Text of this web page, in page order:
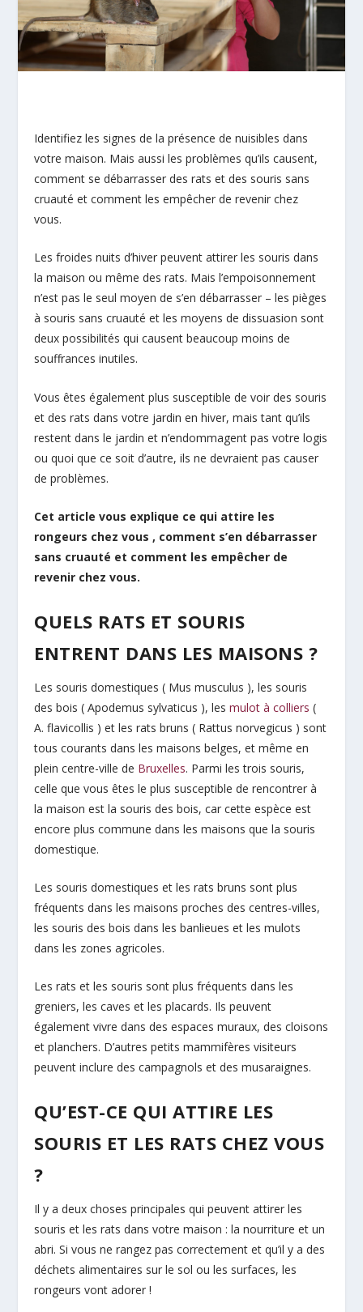
Identifiez les signes de la présence de nuisibles dans
votre maison. Mais aussi les problèmes qu’ils causent,
comment se débarrasser des rats et des souris sans
cruauté et comment les empêcher de revenir chez
vous.
Les froides nuits d’hiver peuvent attirer les souris dans
la maison ou même des rats. Mais l’empoisonnement
n’est pas le seul moyen de s’en débarrasser – les pièges
à souris sans cruauté et les moyens de dissuasion sont
deux possibilités qui causent beaucoup moins de
souffrances inutiles.
Vous êtes également plus susceptible de voir des souris
et des rats dans votre jardin en hiver, mais tant qu’ils
restent dans le jardin et n’endommagent pas votre logis
ou quoi que ce soit d’autre, ils ne devraient pas causer
de problèmes.
Cet article vous explique ce qui attire les
rongeurs chez vous , comment s’en débarrasser
sans cruauté et comment les empêcher de
revenir chez vous.
QUELS RATS ET SOURIS
ENTRENT DANS LES MAISONS ?
Les souris domestiques ( Mus musculus ), les souris
des bois ( Apodemus sylvaticus ), lesmulot à colliers (
A. flavicollis ) et les rats bruns ( Rattus norvegicus ) sont
tous courants dans les maisons belges, et même en
plein centre-ville de Bruxelles. Parmi les trois souris,
celle que vous êtes le plus susceptible de rencontrer à
la maison est la souris des bois, car cette espèce est
encore plus commune dans les maisons que la souris
domestique.
Les souris domestiques et les rats bruns sont plus
fréquents dans les maisons proches des centres-villes,
les souris des bois dans les banlieues et les mulots
dans les zones agricoles.
Les rats et les souris sont plus fréquents dans les
greniers, les caves et les placards. Ils peuvent
également vivre dans des espaces muraux, des cloisons
et planchers. D’autres petits mammifères visiteurs
peuvent inclure des campagnols et des musaraignes.
QU’EST-CE QUI ATTIRE LES
SOURIS ET LES RATS CHEZ VOUS
?
Il y a deux choses principales qui peuvent attirer les
souris et les rats dans votre maison : la nourriture et un
abri. Si vous ne rangez pas correctement et qu’il y a des
déchets alimentaires sur le sol ou les surfaces, les
rongeurs vont adorer !